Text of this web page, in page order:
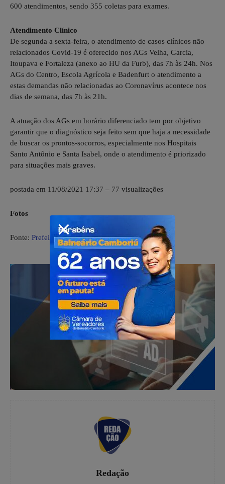
600 atendimentos, sendo 355 coletas para exames.
Atendimento Clínico
De segunda a sexta-feira, o atendimento de casos clínicos não
relacionados Covid-19 é oferecido nos AGs Velha, Garcia,
Itoupava e Fortaleza (anexo ao HU da Furb), das 7h às 24h. Nos
AGs do Centro, Escola Agrícola e Badenfurt o atendimento a
estas demandas não relacionadas ao Coronavírus acontece nos
dias de semana, das 7h às 21h.
A atuação dos AGs em horário diferenciado tem por objetivo
garantir que o diagnóstico seja feito sem que haja a necessidade
de buscar os prontos-socorros, especialmente nos Hospitais
Santo Antônio e Santa Isabel, onde o atendimento é priorizado
para situações mais graves.
postada em 11/08/2021 17:37 – 77 visualizações
Fotos
Fonte: Prefeitura de Blumenau SC
Redação